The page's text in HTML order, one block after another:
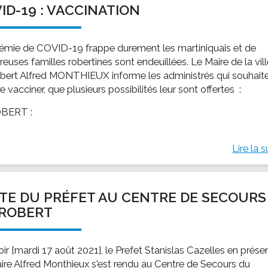
EMPLOI
Offres d'emploi
SOCIAL-SOLIDARITÉ
Les aides sociales
Bornes de collecte de l'ACISE
locale
et le lycée
local des jeunes
scolaire
19 : VACCINATION
de COVID-19 frappe durement les martiniquais et de
familles robertines sont endeuillées. Le Maire de la
Alfred MONTHIEUX informe les administrés qui
vacciner, que plusieurs possibilités leur sont offertes :
:
Lire la
DU PRÉFET AU CENTRE DE SECOURS
[mardi 17 août 2021], le Prefet Stanislas Cazelles en
Alfred Monthieux s'est rendu au Centre de Secours du